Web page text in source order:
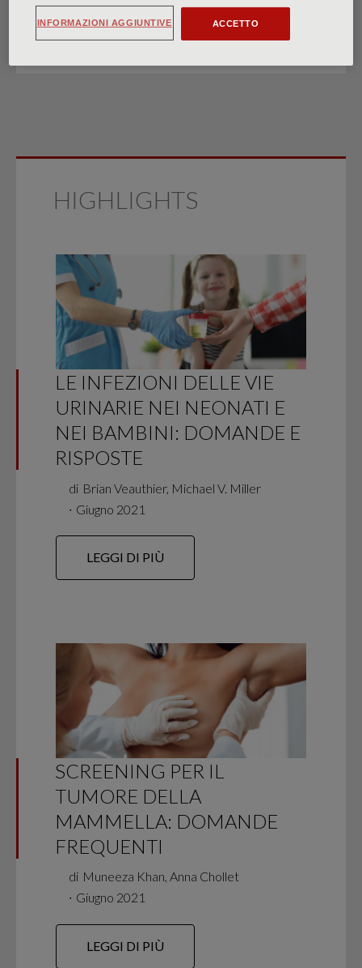
Dr.ssa Jillian E. Sylvester, Dr. Benjamin K. Buchanan, Dr.
HIGHLIGHTS
LE INFEZIONI DELLE VIE
URINARIE NEI NEONATI E
NEI BAMBINI: DOMANDE E
RISPOSTE
di Brian Veauthier, Michael V. Miller
∙ Giugno 2021
LEGGI DI PIÙ
SCREENING PER IL
TUMORE DELLA
MAMMELLA: DOMANDE
FREQUENTI
di Muneeza Khan, Anna Chollet
∙ Giugno 2021
LEGGI DI PIÙ
ACCETTO
INFORMAZIONI AGGIUNTIVE